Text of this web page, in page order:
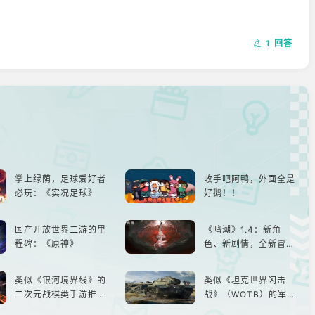
1 回答
掌上绿荫，足球爱好者
必玩：《实况足球》
收手吧阿鸭，外面全是
好鹅！！
国产开放世界二游的里
程碑：《原神》
《鸣潮》1.4：新角
色、新剧情，全新冒险
类似《银河境界线》的
二次元战棋类手游推
类似《坦克世界闪击
战》（WOTB）的军事